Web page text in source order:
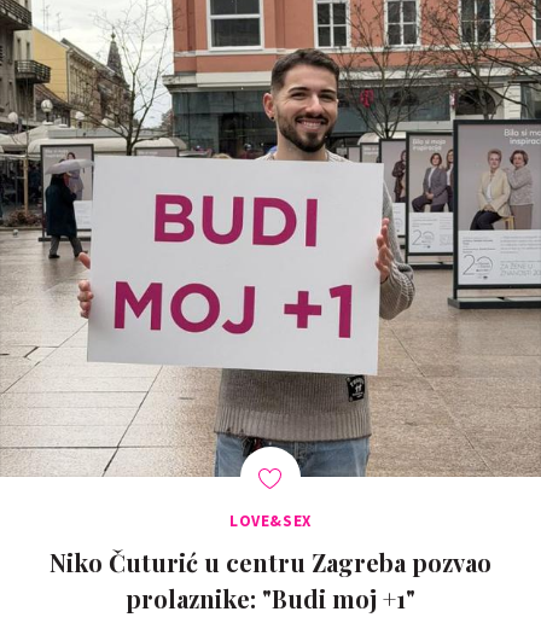
LOVE&SEX
Niko Čuturić u centru Zagreba pozvao
prolaznike: "Budi moj +1"